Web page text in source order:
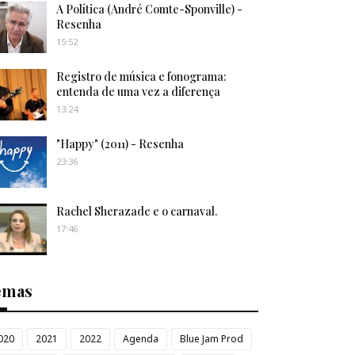
A Política (André Comte-Sponville) -
Resenha
15:52
Registro de música e fonograma:
entenda de uma vez a diferença
13:24
"Happy" (2011) - Resenha
23:36
Rachel Sherazade e o carnaval.
17:46
2021 2022 Agenda Blue Jam Prod